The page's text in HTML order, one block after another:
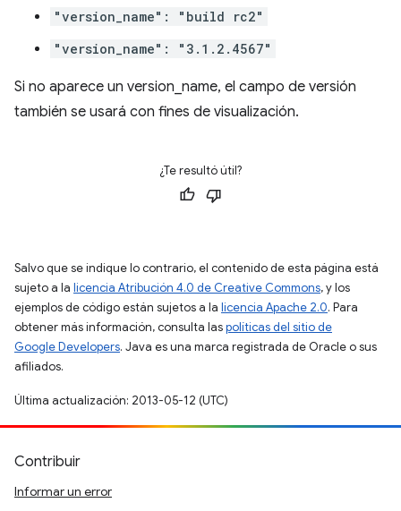
"version_name": "build rc2"
"version_name": "3.1.2.4567"
Si no aparece un version_name, el campo de versión
también se usará con fines de visualización.
¿Te resultó útil?
Salvo que se indique lo contrario, el contenido de esta página está
sujeto a la licencia Atribución 4.0 de Creative Commons, y los
ejemplos de código están sujetos a la licencia Apache 2.0. Para
obtener más información, consulta laspolíticas del sitio de
Google Developers. Java es una marca registrada de Oracle o sus
afiliados.
Última actualización: 2013-05-12 (UTC)
Contribuir
Informar un error